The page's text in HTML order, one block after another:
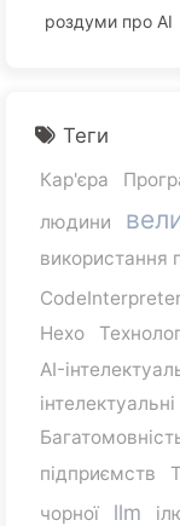
роздуми про AI
Теги
Кар'єра
людини
використання
Hexo
AI-
підприємств
чорної
llm